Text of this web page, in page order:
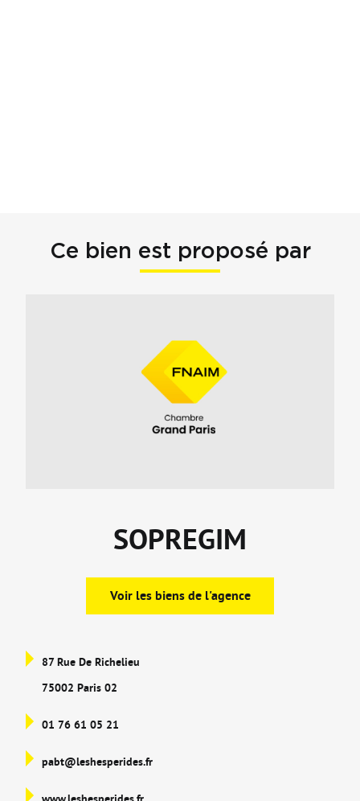
Ce bien est proposé par
SOPREGIM
Voir les biens de l'agence
87 Rue De Richelieu
75002 Paris 02
01 76 61 05 21
pabt@leshesperides.fr